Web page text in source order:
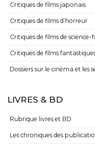
Critiques de films japonais
Critiques de films d’horreur
Critiques de films de science-
Critiques de films
Dossiers sur le cinéma et les
LIVRES & BD
Rubrique livres et BD
Les chroniques des